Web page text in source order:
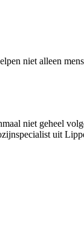
niet alleen
niet geheel
uit